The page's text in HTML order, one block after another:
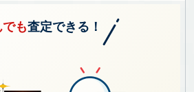
も査定できる！